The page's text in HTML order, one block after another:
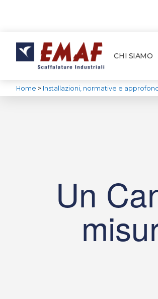
CHI SIAMO
Home > Installazioni, normative e
Un